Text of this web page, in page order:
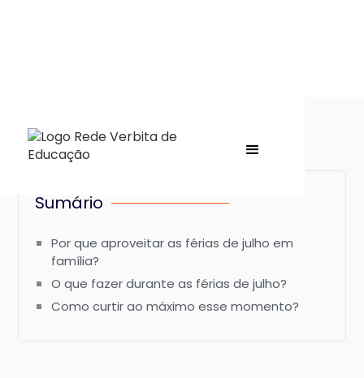
Sumário
Por que aproveitar as férias de julho em
família?
O que fazer durante as férias de julho?
Como curtir ao máximo esse momento?